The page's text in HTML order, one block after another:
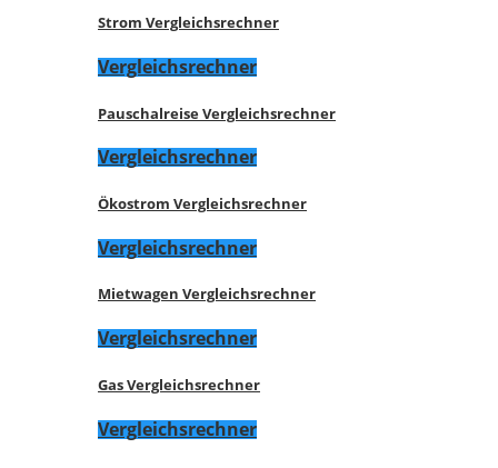
Strom Vergleichsrechner
Vergleichsrechner
Pauschalreise Vergleichsrechner
Vergleichsrechner
Ökostrom Vergleichsrechner
Vergleichsrechner
Mietwagen Vergleichsrechner
Vergleichsrechner
Gas Vergleichsrechner
Vergleichsrechner